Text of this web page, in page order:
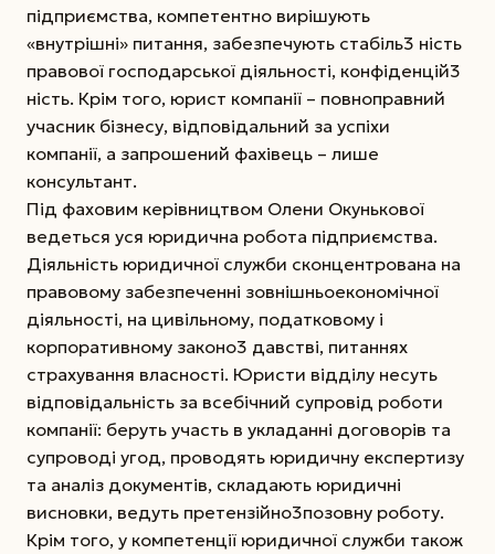
підприємства, компетентно вирішують
«внутрішні» питання, забезпечують стабіль3 ність
правової господарської діяльності, конфіденцій3
ність. Крім того, юрист компанії – повноправний
учасник бізнесу, відповідальний за успіхи
компанії, а запрошений фахівець – лише
консультант.
Під фаховим керівництвом Олени Окунькової
ведеться уся юридична робота підприємства.
Діяльність юридичної служби сконцентрована на
правовому забезпеченні зовнішньоекономічної
діяльності, на цивільному, податковому і
корпоративному законо3 давстві, питаннях
страхування власності. Юристи відділу несуть
відповідальність за всебічний супровід роботи
компанії: беруть участь в укладанні договорів та
супроводі угод, проводять юридичну експертизу
та аналіз документів, складають юридичні
висновки, ведуть претензійно3позовну роботу.
Крім того, у компетенції юридичної служби також